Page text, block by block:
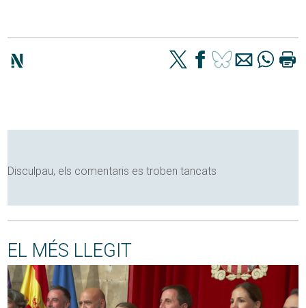
Disculpau, els comentaris es troben tancats
EL MÉS LLEGIT